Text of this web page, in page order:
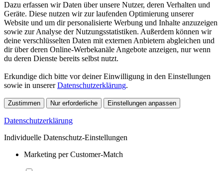
Dazu erfassen wir Daten über unsere Nutzer, deren Verhalten und
Geräte. Diese nutzen wir zur laufenden Optimierung unserer
Website und um dir personalisierte Werbung und Inhalte anzuzeigen
sowie zur Analyse der Nutzungsstatistiken. Außerdem können wir
deine verschlüsselten Daten mit externen Anbietern abgleichen und
dir über deren Online-Werbekanäle Angebote anzeigen, nur wenn
du deren Dienste bereits selbst nutzt.
Erkundige dich bitte vor deiner Einwilligung in den Einstellungen
sowie in unsererDatenschutzerklärung.
Zustimmen Nur erforderliche Einstellungen anpassen
Datenschutzerklärung
Individuelle Datenschutz-Einstellungen
Marketing per Customer-Match